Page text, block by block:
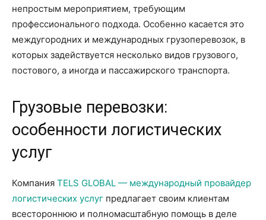
непростым мероприятием, требующим
профессионального подхода. Особенно касается это
междугородних и международных грузоперевозок, в
которых задействуется несколько видов грузового,
постового, а иногда и пассажирского транспорта.
Грузовые перевозки:
особенности логистических
услуг
Компания TELS GLOBAL — международный провайдер
логистических услуг предлагает своим клиентам
всестороннюю и полномасштабную помощь в деле